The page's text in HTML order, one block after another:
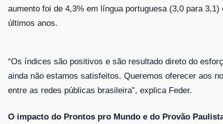
aumento foi de 4,3% em língua portuguesa (3,0 para
últimos anos.
“Os índices são positivos e são resultado direto do
ainda não estamos satisfeitos. Queremos oferecer aos
entre as redes públicas brasileira”, explica Feder.
O impacto do Prontos pro Mundo e do Provão